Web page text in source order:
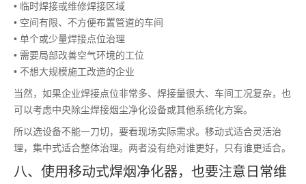
• 临时焊接或维修焊接区域
• 空间有限、不方便布置管道的车间
• 单个或少量焊接点位治理
• 需要局部改善空气环境的工位
• 不想大规模施工改造的企业
当然，如果企业焊接点位非常多、焊接量很大、车间工况复杂，也
可以考虑中央除尘焊接烟尘净化设备或其他系统化方案。
所以选设备不能一刀切，要看现场实际需求。移动式适合灵活治
理，集中式适合整体治理。两者没有绝对谁更好，只有谁更适合。
八、使用移动式焊烟净化器，也要注意日常维